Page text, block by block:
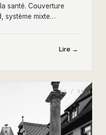
santé. Couverture
système mixte
Lire →
—03 / 08